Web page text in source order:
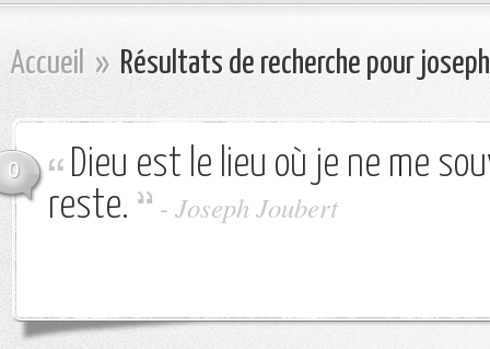
Accueil » Résultats de recherche pour
0
Dieu est le lieu où je ne me
reste.
- Joseph Joubert